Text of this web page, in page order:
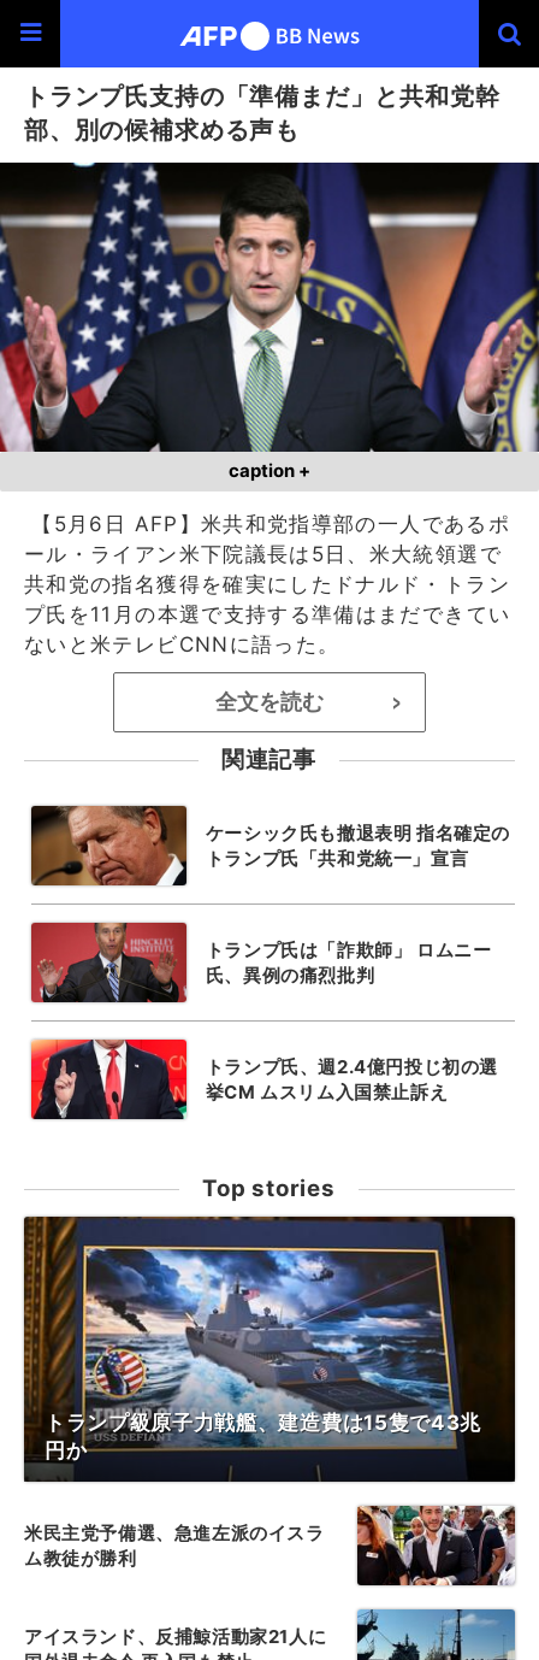
トランプ氏支持の「準備まだ」と共和党幹
部、別の候補求める声も
caption +
【5月6日 AFP】米共和党指導部の一人であるポ
ール・ライアン米下院議長は5日、米大統領選で
共和党の指名獲得を確実にしたドナルド・トラン
プ氏を11月の本選で支持する準備はまだできてい
ないと米テレビCNNに語った。
全文を読む >
関連記事
ケーシック氏も撤退表明 指名確定の
トランプ氏「共和党統一」宣言
トランプ氏は「詐欺師」 ロムニー
氏、異例の痛烈批判
トランプ氏、週2.4億円投じ初の選
挙CM ムスリム入国禁止訴え
Top stories
トランプ級原子力戦艦、建造費は15隻で43兆
円か
米民主党予備選、急進左派のイスラ
ム教徒が勝利
アイスランド、反捕鯨活動家21人に